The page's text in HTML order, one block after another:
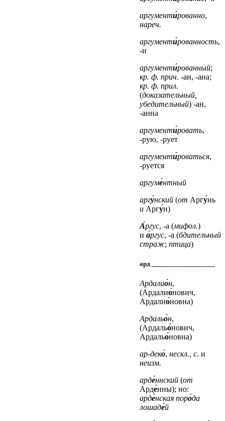
аргументи́рованно,
нареч.
аргументи́рованность,
-и
аргументи́рованный;
кр. ф. прич. -ан, -ана;
кр. ф. прил.
(доказательный,
убедительный) -ан,
-анна
аргументи́ровать,
-рую, -рует
аргументи́роваться,
-руется
аргуме́нтный
аргу́нский (от Аргу́нь
и Аргу́н)
А́ргус, -а (мифол.)
и а́ргус, -а (бдительный
страж; птица)
ард __________________
Ардалио́н,
(Ардалио́нович,
Ардалио́новна)
Ардальо́н,
(Ардальо́нович,
Ардальо́новна)
ар-деко́, нескл., с. и
неизм.
арде́ннский (от
Арде́нны); но:
арде́нская поро́да
лошаде́й